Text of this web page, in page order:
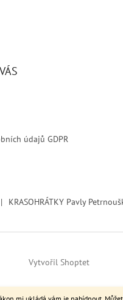
Kralup nad Vltavou >> Městské
údajů GDPR
KRASOHRÁTKY Pavly
Vytvořil Shoptet